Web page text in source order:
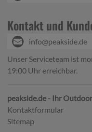
Kontakt und
info@peakside.de
Unser Serviceteam ist
19:00 Uhr erreichbar.
peakside.de - Ihr
Kontaktformular
Sitemap